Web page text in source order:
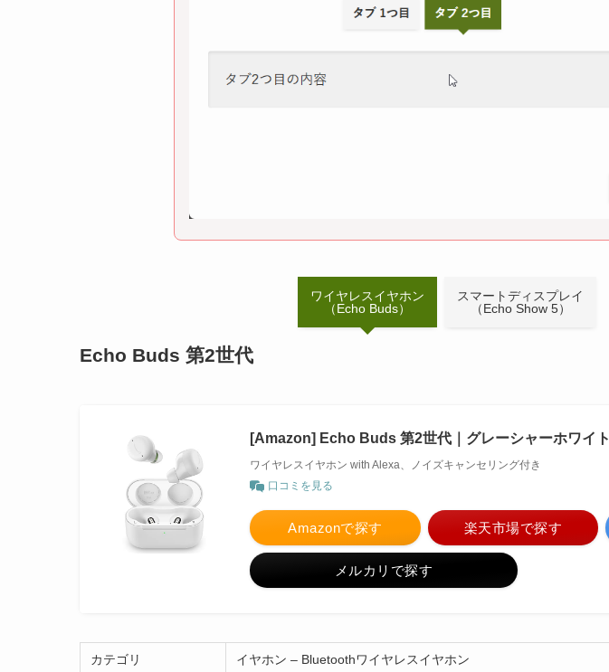
ワイヤレスイヤホン
（Echo Buds）
スマートディスプレイ
（Echo Show 5）
Echo Buds 第2世代
[Amazon] Echo Buds 第2世代｜グレーシャーホワイト
ワイヤレスイヤホン with Alexa、ノイズキャンセリング付き
口コミを見る
Amazonで探す 楽天市場で探す
メルカリで探す
カテゴリ イヤホン – Bluetoothワイヤレスイヤホン